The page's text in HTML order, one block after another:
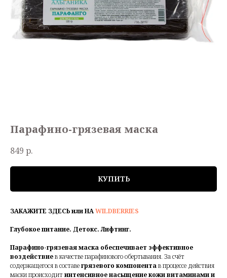
Парафино-грязевая маска
849 р.
КУПИТЬ
ЗАКАЖИТЕ ЗДЕСЬ или НАWILDBERRIES
Глубокое питание. Детокс. Лифтинг.
Парафино-грязевая маска обеспечивает эффективное
воздействиев качестве парафинового обертывания. За счёт
содержащегося в составегрязевого компонентав процессе действия
маски происходитинтенсивное насыщение кожи витаминами и